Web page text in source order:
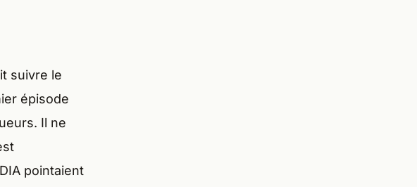
suivre le
épisode
Il ne
pointaient